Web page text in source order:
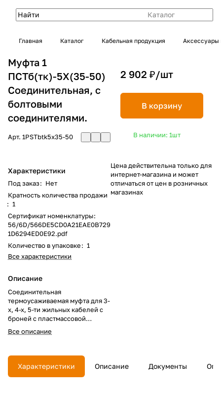
Каталог
Главная Каталог Кабельная продукция Аксессуары
Муфта 1
ПСТб(тк)-5Х(35-50)
Соединительная, с
болтовыми
соединителями.
Арт. 1PSTbtk5x35-50
Характеристики
Под заказ: Нет
Кратность количества продажи
: 1
Сертификат номенклатуры:
56/6D/566DE5CD0A21EAE0B729
1D6294ED0E92.pdf
Количество в упаковке: 1
Все характеристики
Описание
Соединительная
термоусаживаемая муфта для 3-
х, 4-х, 5-ти жильных кабелей с
броней с пластмассовой
изоляцией на напряжение до 1
кВ. Назначение: для
жильных силовых кабелей с
пластмассовой изоляцией с
броней на напряжение до 1 кВ
Все описание
2 902 ₽/шт
В корзину
В наличии: 1шт
Цена действительна только для
интернет-магазина и может
отличаться от цен в розничных
магазинах
Характеристики Описание Документы